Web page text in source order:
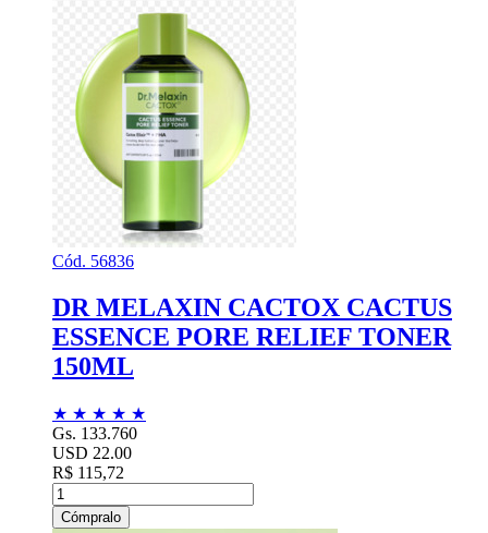
Cód. 56836
DR MELAXIN CACTOX CACTUS
ESSENCE PORE RELIEF TONER
150ML
★ ★ ★ ★ ★
Gs. 133.760
USD 22.00
R$ 115,72
Cómpralo